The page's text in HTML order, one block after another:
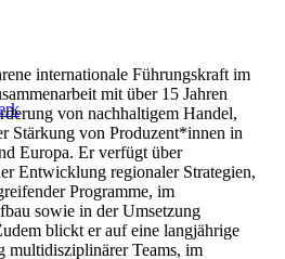
internationale Führungskraft im
mit über 15 Jahren
von nachhaltigem Handel,
Stärkung von Produzent*innen in
Europa. Er verfügt über
Entwicklung regionaler Strategien,
Programme, im
sowie in der Umsetzung
blickt er auf eine langjährige
multidisziplinärer Teams, im